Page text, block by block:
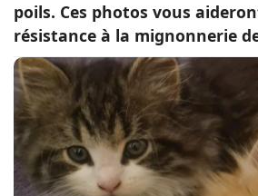
Emotion
Tops
Sauvetages
Conso
poils. Ces photos vous
résistance à la mignonnerie